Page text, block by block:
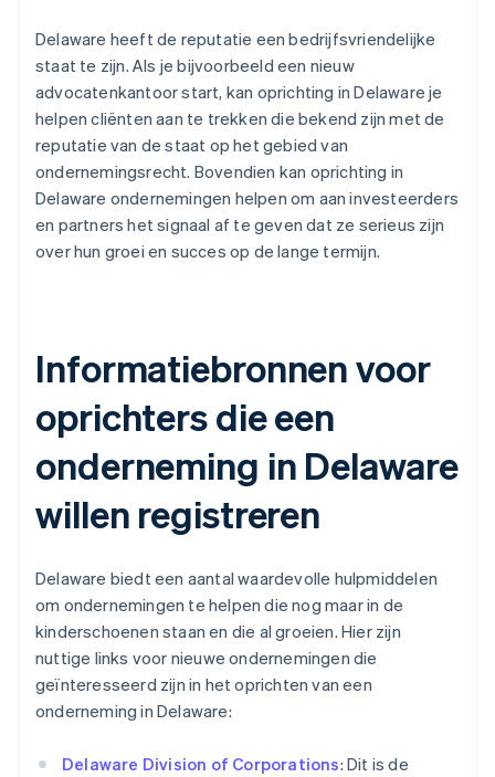
Delaware heeft de reputatie een bedrijfsvriendelijke
staat te zijn. Als je bijvoorbeeld een nieuw
advocatenkantoor start, kan oprichting in Delaware je
helpen cliënten aan te trekken die bekend zijn met de
reputatie van de staat op het gebied van
ondernemingsrecht. Bovendien kan oprichting in
Delaware ondernemingen helpen om aan investeerders
en partners het signaal af te geven dat ze serieus zijn
over hun groei en succes op de lange termijn.
Informatiebronnen voor
oprichters die een
onderneming in Delaware
willen registreren
Delaware biedt een aantal waardevolle hulpmiddelen
om ondernemingen te helpen die nog maar in de
kinderschoenen staan en die al groeien. Hier zijn
nuttige links voor nieuwe ondernemingen die
geïnteresseerd zijn in het oprichten van een
onderneming in Delaware:
Delaware Division of Corporations: Dit is de